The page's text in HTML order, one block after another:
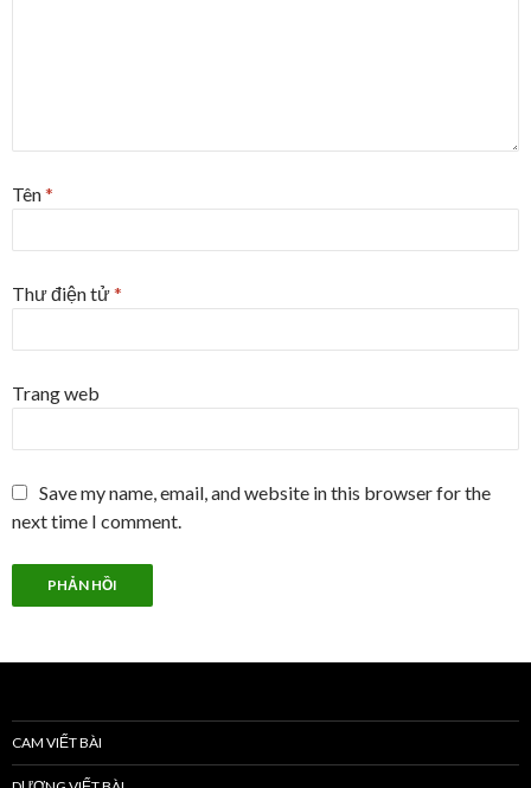
Tên*
Thư điện tử*
Trang web
Save my name, email, and website in this browser for the
next time I comment.
CAM VIẾT BÀI